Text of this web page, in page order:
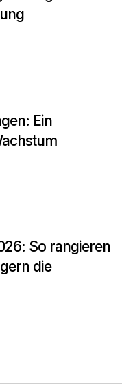
Ein
So rangieren
die